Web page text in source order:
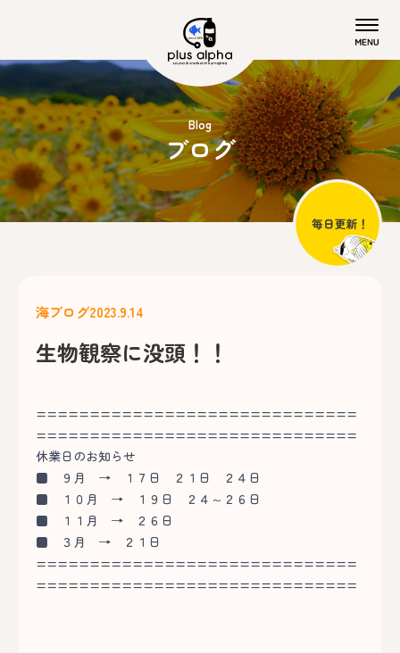
Blog
ブログ
海ブログ2023.9.14
生物観察に没頭！！
==============================
==============================
休業日のお知らせ
■ ９月 → １７日 ２１日 ２４日
■ １０月 → １９日 ２４～２６日
■ １１月 → ２６日
■ ３月 → ２１日
==============================
==============================